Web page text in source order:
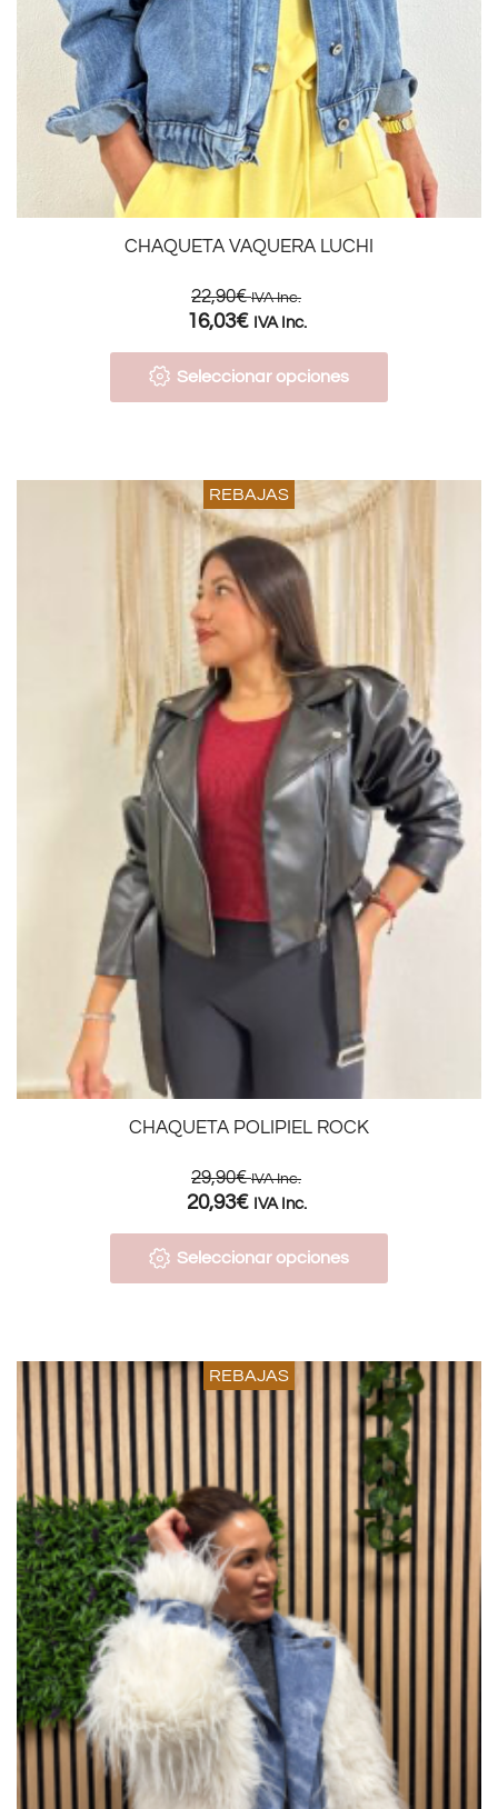
CHAQUETA VAQUERA LUCHI
22,90€ IVA Inc.
16,03€ IVA Inc.
Seleccionar opciones
REBAJAS
CHAQUETA POLIPIEL ROCK
29,90€ IVA Inc.
20,93€ IVA Inc.
Seleccionar opciones
REBAJAS